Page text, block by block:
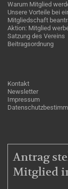
Warum Mitglied
Unsere Vorteile bei
Mitgliedschaft
Aktion: Mitglied
Satzung des Vereins
Beitragsordnung
Kontakt
Newsletter
Impressum
Antrag
Mitglied